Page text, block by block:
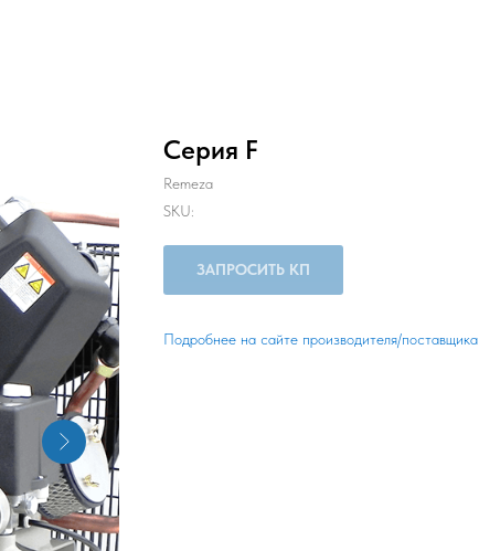
Серия F
Remeza
SKU:
ЗАПРОСИТЬ КП
Подробнее на сайте производителя/поставщика